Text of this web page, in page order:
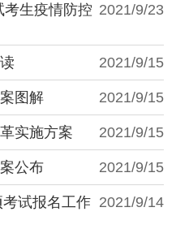
2021/9/23
生疫情防控
2021/9/15
2021/9/15
图解
2021/9/15
实施方案
2021/9/15
公布
2021/9/14
试报名工作